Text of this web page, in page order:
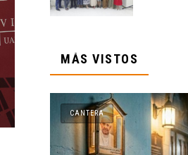
MÁS VISTOS
CANTERA